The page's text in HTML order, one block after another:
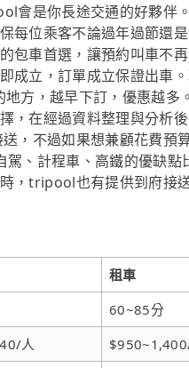
會是你長途交通的好夥伴
每位乘客不論過年過節還
包車首選，讓預約叫車不
成立，訂單成立保證出車
方，越早下訂，優惠越多。
，在經過資料整理與分
，不過如果想兼顧花費預
、計程車、高鐵的優缺
，tripool也有提供到府接
租車
60~85分
人